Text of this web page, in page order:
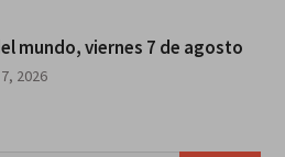
mundo, viernes 7 de agosto
2026